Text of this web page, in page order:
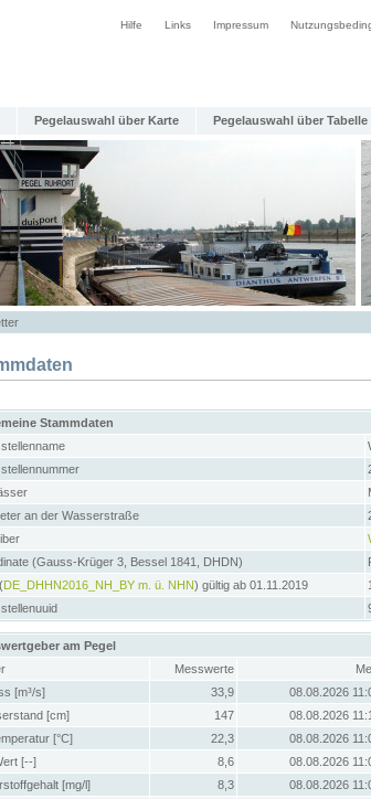
Hilfe Links Impressum
Pegelauswahl über Karte Pegelauswahl über Tabelle
Stammdaten
an der Wasserstraße
(Gauss-Krüger 3, Bessel 1841, DHDN)
DE_DHHN2016_NH_BY m. ü. NHN) gültig ab 01.11.2019
am Pegel
Messwerte
[m³/s]
33,9
08.08.2026
[cm]
147
08.08.2026
[°C]
22,3
08.08.2026
[--]
8,6
08.08.2026
[mg/l]
8,3
08.08.2026